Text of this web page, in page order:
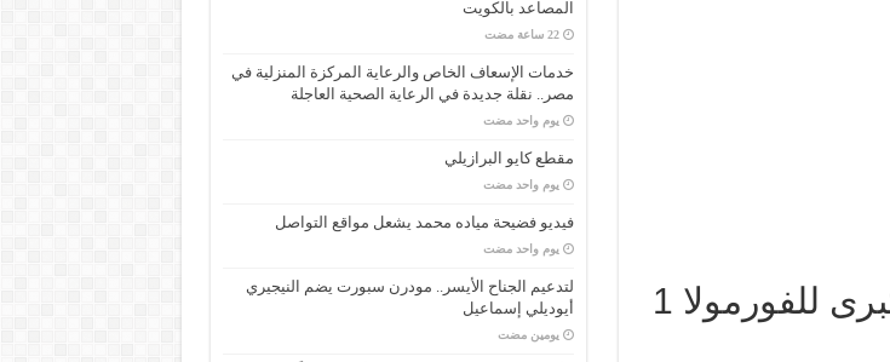
كيفية حجز تذاكر جائزة البحرين الكبرى للفورمولا 1
المصاعد بالكويت
‏22 ساعة مضت
خدمات الإسعاف الخاص والرعاية المركزة المنزلية في
مصر.. نقلة جديدة في الرعاية الصحية العاجلة
‏يوم واحد مضت
مقطع كايو البرازيلي
‏يوم واحد مضت
فيديو فضيحة مياده محمد يشعل مواقع التواصل
‏يوم واحد مضت
لتدعيم الجناح الأيسر.. مودرن سبورت يضم النيجيري
أيوديلي إسماعيل
‏يومين مضت